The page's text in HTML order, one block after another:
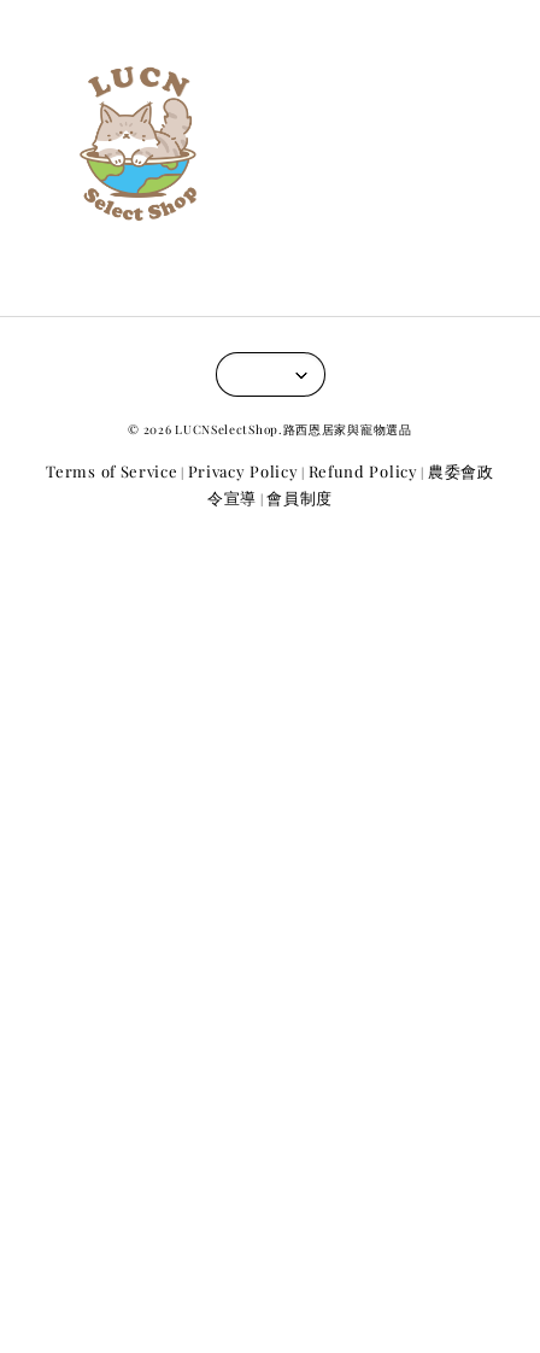
© 2026 LUCNSelectShop.路西恩居家與寵物選品
Terms of Service | Privacy Policy | Refund Policy | 農委會政
令宣導 |會員制度